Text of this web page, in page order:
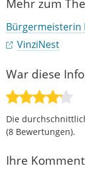
Bürgermeisterin
VinziNest
War diese
Die
(8 Bewertungen).
Ihre